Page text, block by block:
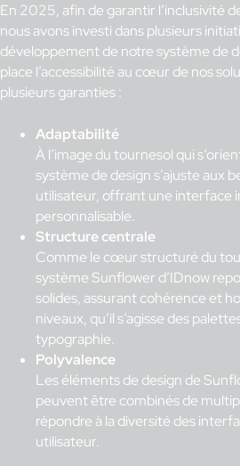
En 2025, afin de garantir l’inclusivité
nous avons investi dans plusieurs
développement de notre système de
place l’accessibilité au cœur de nos
plusieurs garanties :
Adaptabilité
À l’image du tournesol qui
système de design s’ajuste aux
utilisateur, offrant une interface
personnalisable.
Structure centrale
Comme le cœur structuré du
système Sunflower d’IDnow
solides, assurant cohérence et
niveaux, qu’il s’agisse des
typographie.
Polyvalence
Les éléments de design de
peuvent être combinés de
répondre à la diversité des
utilisateur.